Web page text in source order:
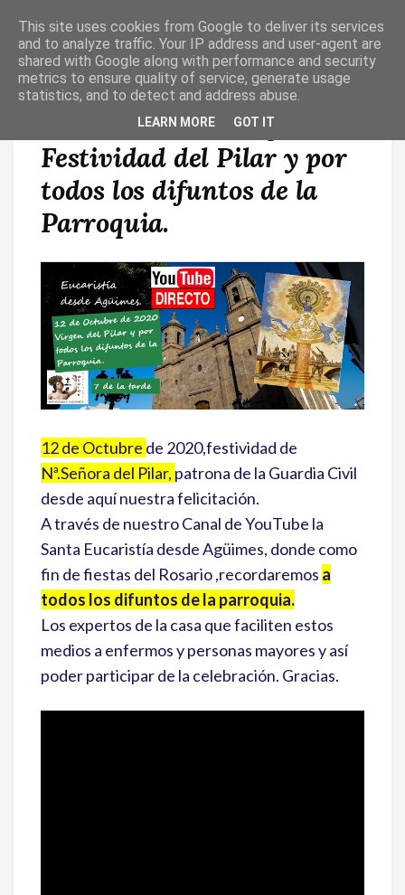
T
O
G
Eucaristía desde Agüimes,
Festividad del Pilar y por
todos los difuntos de la
Parroquia.
12 de Octubre de 2020,festividad de
Nª.Señora del Pilar, patrona de la Guardia Civil
desde aquí nuestra felicitación.
A través de nuestro Canal de YouTube la
Santa Eucaristía desde Agüimes, donde como
fin de fiestas del Rosario ,recordaremos a
todos los difuntos de la parroquia.
Los expertos de la casa que faciliten estos
medios a enfermos y personas mayores y así
poder participar de la celebración. Gracias.
This site uses cookies from Google to deliver its services
and to analyze traffic. Your IP address and user-agent are
shared with Google along with performance and security
metrics to ensure quality of service, generate usage
statistics, and to detect and address abuse.
LEARN MORE GOT IT